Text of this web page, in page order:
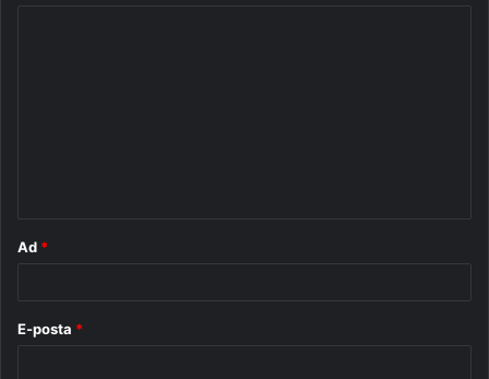
Ad *
E-posta *